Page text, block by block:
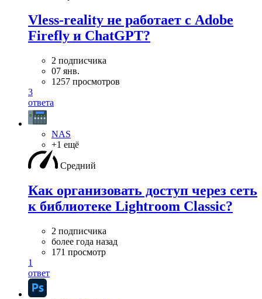
Vless-reality не работает с Adobe
Firefly и ChatGPT?
2 подписчика
07 янв.
1257 просмотров
3
ответа
NAS
+1 ещё
Средний
Как организовать доступ через сеть
к библиотеке Lightroom Classic?
2 подписчика
более года назад
171 просмотр
1
ответ